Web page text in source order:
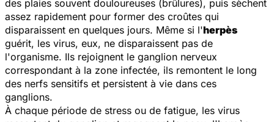
des plaies souvent douloureuses (brûlures), puis sèchent
assez rapidement pour former des croûtes qui
disparaissent en quelques jours. Même si l'herpès
guérit, les virus, eux, ne disparaissent pas de
l'organisme. Ils rejoignent le ganglion nerveux
correspondant à la zone infectée, ils remontent le long
des nerfs sensitifs et persistent à vie dans ces
ganglions.
À chaque période de stress ou de fatigue, les virus